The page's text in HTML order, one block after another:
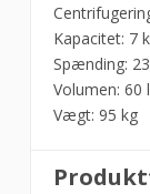
Kapacitet: 7
Spænding:
Volumen: 60
Vægt: 95 kg